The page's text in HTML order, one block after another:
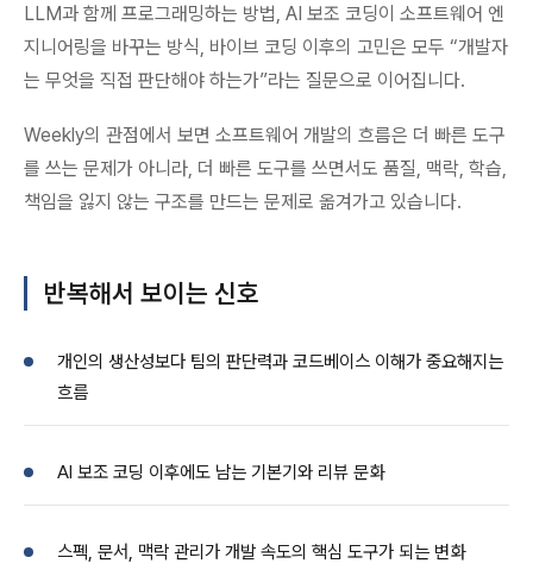
LLM과 함께 프로그래밍하는 방법, AI 보조 코딩이 소프트웨어 엔
지니어링을 바꾸는 방식, 바이브 코딩 이후의 고민은 모두 “개발자
는 무엇을 직접 판단해야 하는가”라는 질문으로 이어집니다.
Weekly의 관점에서 보면 소프트웨어 개발의 흐름은 더 빠른 도구
를 쓰는 문제가 아니라, 더 빠른 도구를 쓰면서도 품질, 맥락, 학습,
책임을 잃지 않는 구조를 만드는 문제로 옮겨가고 있습니다.
반복해서 보이는 신호
개인의 생산성보다 팀의 판단력과 코드베이스 이해가 중요해지는
흐름
AI 보조 코딩 이후에도 남는 기본기와 리뷰 문화
스펙, 문서, 맥락 관리가 개발 속도의 핵심 도구가 되는 변화